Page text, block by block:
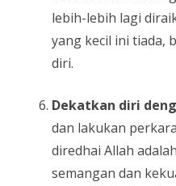
lebih-lebih lagi
yang kecil ini tiada,
diri.
Dekatkan diri
dan lakukan
diredhai Allah
semangan dan